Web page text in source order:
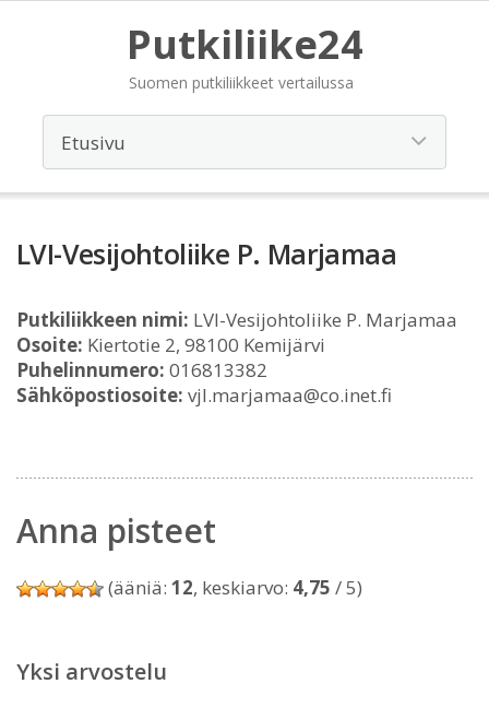
Putkiliike24
Suomen putkiliikkeet vertailussa
LVI-Vesijohtoliike P. Marjamaa
Putkiliikkeen nimi: LVI-Vesijohtoliike P. Marjamaa
Osoite: Kiertotie 2, 98100 Kemijärvi
Puhelinnumero: 016813382
Sähköpostiosoite: vjl.marjamaa@co.inet.fi
Anna pisteet
(ääniä: 12, keskiarvo: 4,75 / 5)
Yksi arvostelu